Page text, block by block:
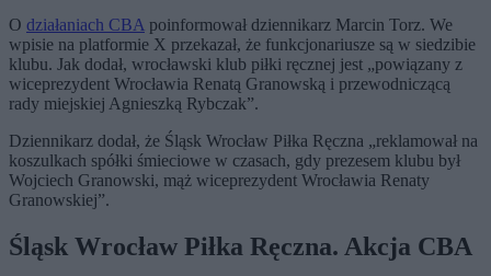
O działaniach CBA poinformował dziennikarz Marcin Torz. We
wpisie na platformie X przekazał, że funkcjonariusze są w siedzibie
klubu. Jak dodał, wrocławski klub piłki ręcznej jest „powiązany z
wiceprezydent Wrocławia Renatą Granowską i przewodniczącą
rady miejskiej Agnieszką Rybczak”.
Dziennikarz dodał, że Śląsk Wrocław Piłka Ręczna „reklamował na
koszulkach spółki śmieciowe w czasach, gdy prezesem klubu był
Wojciech Granowski, mąż wiceprezydent Wrocławia Renaty
Granowskiej”.
Śląsk Wrocław Piłka Ręczna. Akcja CBA